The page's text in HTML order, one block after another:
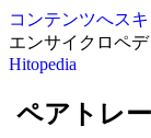
コンテンツへス
エンサイクロペ
Hitopedia
ペアトレ